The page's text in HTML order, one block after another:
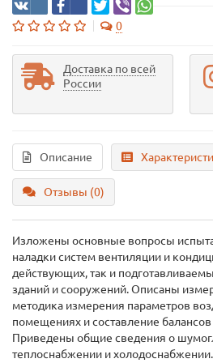
0
Доставка по всей
России
Описание
Отзывы (0)
Изложены основные вопросы
наладки систем вентиляции и
действующих, так и
зданий и сооружений. Описаны
методика измерения параметров
помещениях и составление балансов
Приведены общие сведения о
теплоснабжении и